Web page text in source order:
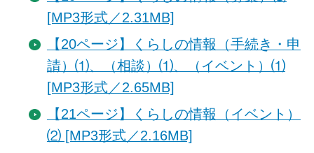
[MP3形式／2.31MB]
【20ページ】くらしの情報（手続き・申
請）⑴、（相談）⑴、（イベント）⑴
[MP3形式／2.65MB]
【21ページ】くらしの情報（イベント）
⑵ [MP3形式／2.16MB]